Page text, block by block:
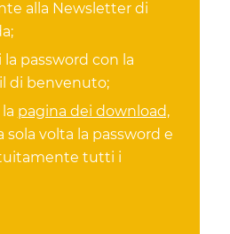
alla Newsletter di
la password con la
di benvenuto;
pagina dei download,
sola volta la password e
tutti i